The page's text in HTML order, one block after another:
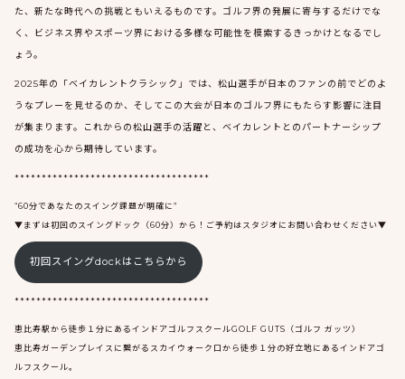
た、新たな時代への挑戦ともいえるものです。ゴルフ界の発展に寄与するだけでな
く、ビジネス界やスポーツ界における多様な可能性を模索するきっかけとなるでし
ょう。
2025年の「ベイカレントクラシック」では、松山選手が日本のファンの前でどのよ
うなプレーを見せるのか、そしてこの大会が日本のゴルフ界にもたらす影響に注目
が集まります。これからの松山選手の活躍と、ベイカレントとのパートナーシップ
の成功を心から期待しています。
************************************
“60分であなたのスイング課題が明確に”
▼まずは初回のスイングドック（60分）から！ご予約はスタジオにお問い合わせください▼
初回スイングdockはこちらから
************************************
恵比寿駅から徒歩１分にあるインドアゴルフスクールGOLF GUTS（ゴルフ ガッツ）
恵比寿ガーデンプレイスに繋がるスカイウォーク口から徒歩１分の好立地にあるインドアゴ
ルフスクール。